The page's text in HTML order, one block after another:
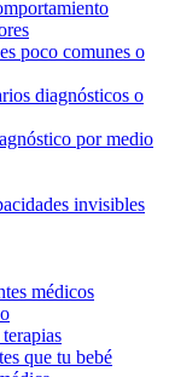
poco comunes o
diagnósticos o
por medio
invisibles
médicos
que tu bebé